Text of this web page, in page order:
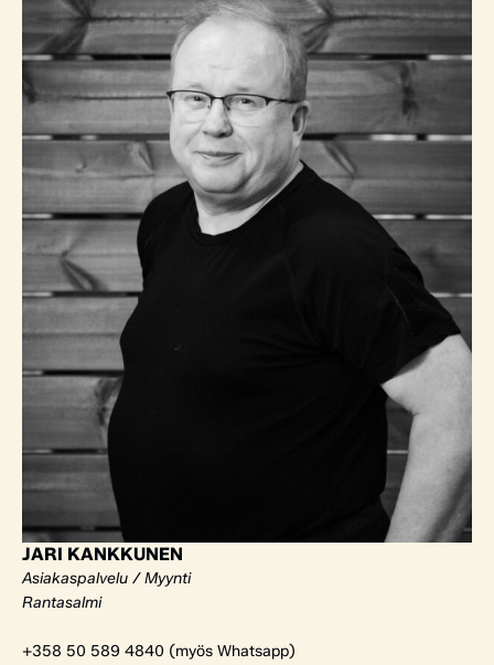
JARI KANKKUNEN
Asiakaspalvelu / Myynti
Rantasalmi
+358 50 589 4840 (myös Whatsapp)